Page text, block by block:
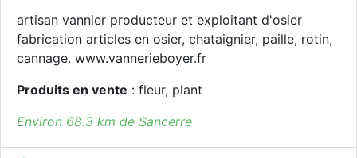
artisan vannier producteur et exploitant d'osier
fabrication articles en osier, chataignier, paille, rotin,
cannage. www.vannerieboyer.fr
Produits en vente : fleur, plant
Environ 68.3 km de Sancerre